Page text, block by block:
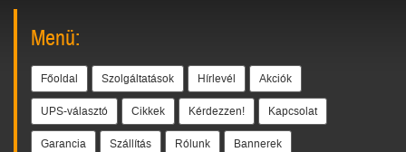
Menü:
Főoldal Szolgáltatások Hírlevél Akciók
UPS-választó Cikkek Kérdezzen! Kapcsolat
Garancia Szállítás Rólunk Bannerek